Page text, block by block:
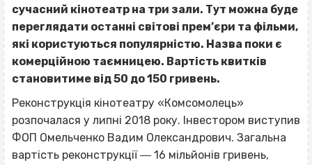
сучасний кінотеатр на три зали. Тут можна буде
переглядати останні світові прем’єри та фільми,
які користуються популярністю. Назва поки є
комерційною таємницею. Вартість квитків
становитиме від 50 до 150 гривень.
Реконструкція кінотеатру «Комсомолець»
розпочалася у липні 2018 року. Інвестором виступив
ФОП Омельченко Вадим Олександрович. Загальна
вартість реконструкції ― 16 мільйонів гривень,